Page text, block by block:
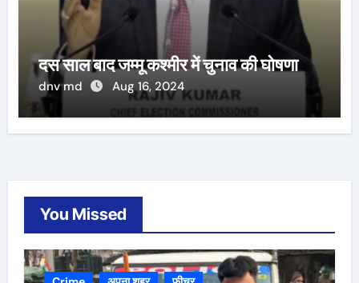
दस साल बाद जम्मू कश्मीर में चुनाव की घोषणा
dnv md Aug 16, 2024
You Missed